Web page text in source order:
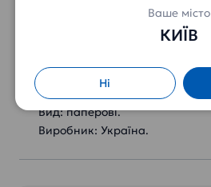
Фасовка: 100 шт.
Літраж: 175 мл.
Вид: паперові.
Виробник: Україна.
Ваше місто
КИЇВ
Ні